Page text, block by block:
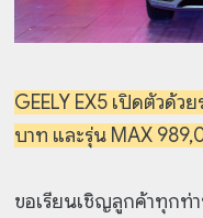
GEELY EX5 เปิดตัวด้ว
บาท และรุ่น MAX
ขอเรียนเชิญลูกค้าทุกท่